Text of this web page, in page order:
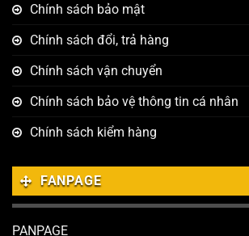
Chính sách bảo mật
Chính sách đổi, trả hàng
Chính sách vận chuyển
Chính sách bảo vệ thông tin cá nhân
Chính sách kiểm hàng
FANPAGE
PANPAGE